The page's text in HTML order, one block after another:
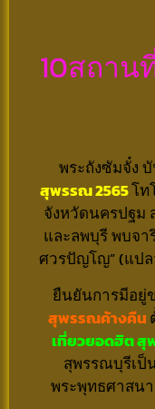
10สถาน
พระถังซัมจั๋ง
สุพรรณ 2565โท
จังหวัดนครปฐม
และลพบุรี พบจ
ศวรปัญโญ” (แป
ยืนยันการมีอยู่
สุพรรณค้างคืน
เที่ยวยอดฮิต
สุพรรณบุรีเป็
พระพุทธศาสน